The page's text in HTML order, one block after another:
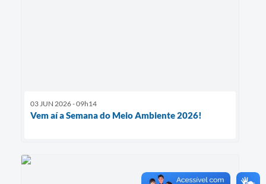
03 JUN 2026 - 09h14
Vem aí a Semana do Meio Ambiente 2026!